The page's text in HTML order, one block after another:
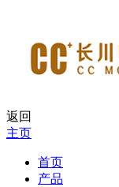
返回
主页
首页
产品